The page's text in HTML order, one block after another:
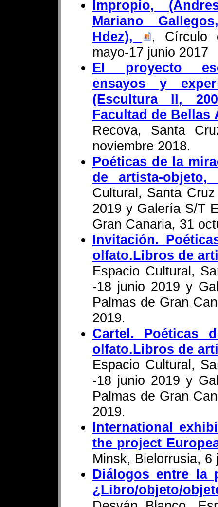
Impropio,
Mariano
Hdez),
, Círculo
mayo-17 junio 2017
El proyecto
ensayos y
(Escultura II,
Facultad de Bellas
Recova, Santa
noviembre 2018.
Poéticas de la
de artista-objeto,
Cultural, Santa
2019 y Galería S/T
Gran Canaria, 31
Invitación.
olfato.Libros de
Espacio Cultural,
-18 junio 2019 y
Palmas de Gran
2019.
Cartel. Poéticas
olfato.Libros de
Espacio Cultural,
-18 junio 2019 y
Palmas de Gran
2019.
International
the project
Minsk, Bielorrusia,
Diálogos entre la
¿Libro/objeto/